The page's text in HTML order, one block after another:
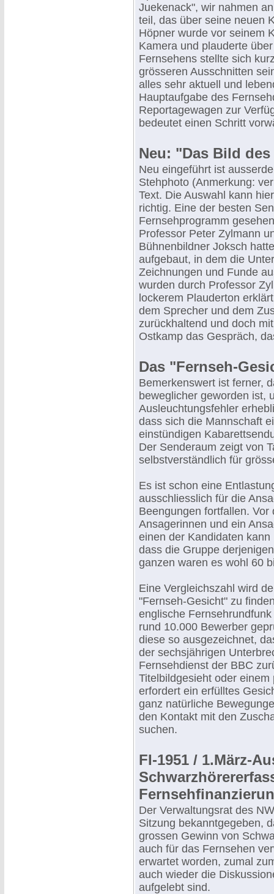
Juekenack", wir nahmen
teil, das über seine neuen
Höpner wurde vor seinem
Kamera und plauderte
Fernsehens stellte sich
grösseren Ausschnitten
alles sehr aktuell und
Hauptaufgabe des
Reportagewagen zur
bedeutet einen Schritt
Neu: "Das Bild des
Neu eingeführt ist
Stehphoto (Anmerkung:
Text. Die Auswahl kann
richtig. Eine der besten
Fernsehprogramm
Professor Peter Zylmann
Bühnenbildner Joksch
aufgebaut, in dem die
Zeichnungen und Funde
wurden durch Professor
lockerem Plauderton
dem Sprecher und dem
zurückhaltend und doch
Ostkamp das Gespräch,
Das "Fernseh-
Bemerkenswert ist ferner,
beweglicher geworden ist,
Ausleuchtungsfehler
dass sich die Mannschaft
einstündigen
Der Senderaum zeigt von
selbstverständlich für
Es ist schon eine
ausschliesslich für die
Beengungen fortfallen.
Ansagerinnen und ein
einen der Kandidaten
dass die Gruppe
ganzen waren es wohl 60
Eine Vergleichszahl wird
"Fernseh-Gesicht" zu
englische
rund 10.000 Bewerber
diese so ausgezeichnet,
der sechsjährigen
Fernsehdienst der BBC
Titelbildgesieht oder
erfordert ein erfülltes
ganz natürliche
den Kontakt mit den
suchen.
FI-1951 / 1.März-
Der Verwaltungsrat des
Sitzung bekanntgegeben,
grossen Gewinn von
auch für das Fernsehen
erwartet worden, zumal
auch wieder die
aufgelebt sind.